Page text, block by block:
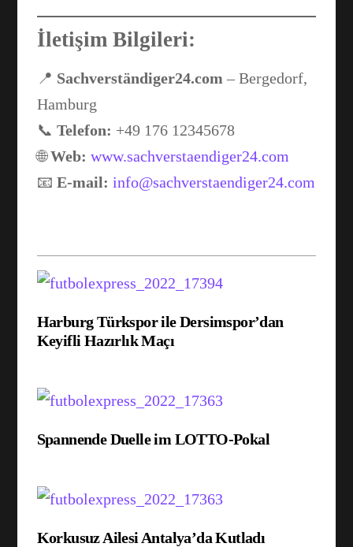
İletişim Bilgileri:
📍 Sachverständiger24.com – Bergedorf,
Hamburg
📞 Telefon: +49 176 12345678
🌐Web: www.sachverstaendiger24.com
📧 E-mail: info@sachverstaendiger24.com
Harburg Türkspor ile Dersimspor’dan
Keyifli Hazırlık Maçı
Spannende Duelle im LOTTO-Pokal
Korkusuz Ailesi Antalya’da Kutladı